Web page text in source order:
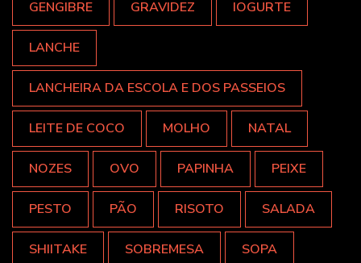
GENGIBRE GRAVIDEZ IOGURTE
LANCHE
LANCHEIRA DA ESCOLA E DOS PASSEIOS
LEITE DE COCO MOLHO NATAL
NOZES OVO PAPINHA PEIXE
PESTO PÃO RISOTO SALADA
SHIITAKE SOBREMESA SOPA